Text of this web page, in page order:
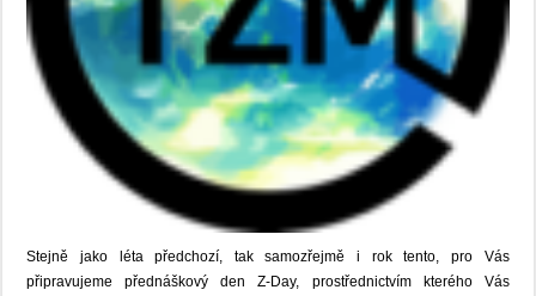
Stejně jako léta předchozí, tak samozřejmě i rok tento, pro Vás
připravujeme přednáškový den Z-Day, prostřednictvím kterého Vás